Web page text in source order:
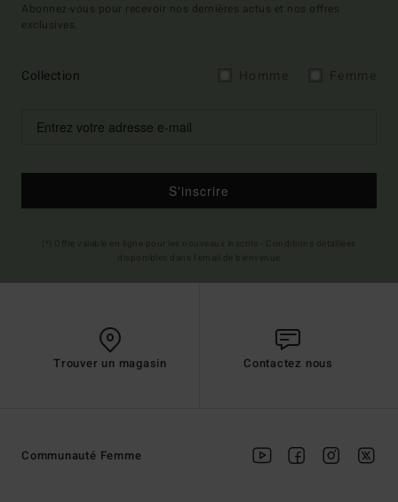
Abonnez-vous pour recevoir nos dernières actus et nos offres
exclusives.
Collection
S'inscrire
Trouver un magasin Contactez nous
Communauté Femme